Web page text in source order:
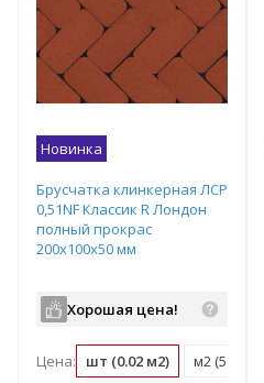
Новинка
Брусчатка клинкерная ЛСР
0,51NF Классик R Лондон
полный прокрас
200х100х50 мм
Хорошая цена!
Цена: шт (0.02 м2) м2 (50 шт)